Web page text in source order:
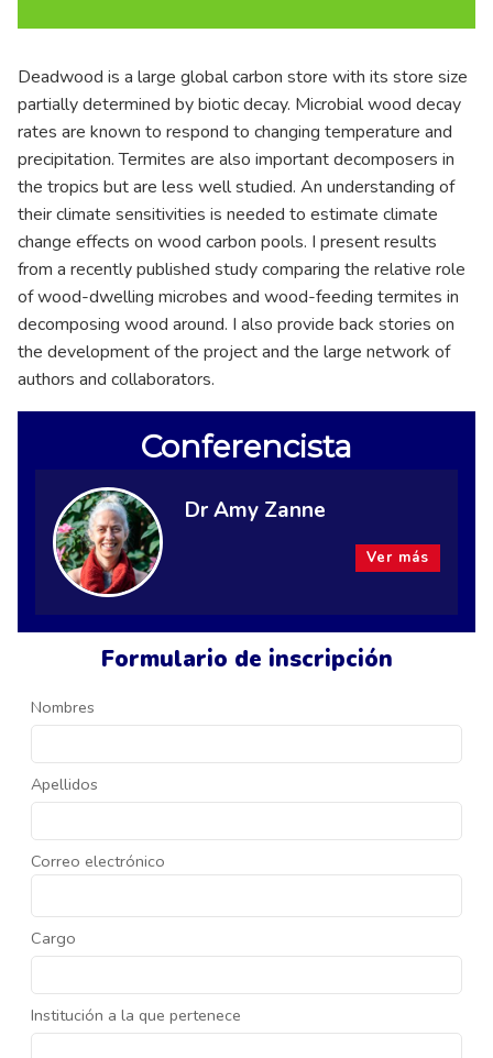
Formulario de inscripción
Nombres
Apellidos
Correo electrónico
Cargo
Institución a la que pertenece
Deadwood is a large global carbon store with its store size
partially determined by biotic decay. Microbial wood decay
rates are known to respond to changing temperature and
precipitation. Termites are also important decomposers in
the tropics but are less well studied. An understanding of
their climate sensitivities is needed to estimate climate
change effects on wood carbon pools. I present results
from a recently published study comparing the relative role
of wood-dwelling microbes and wood-feeding termites in
decomposing wood around. I also provide back stories on
the development of the project and the large network of
authors and collaborators.
Conferencista
Dr Amy Zanne
Ver más